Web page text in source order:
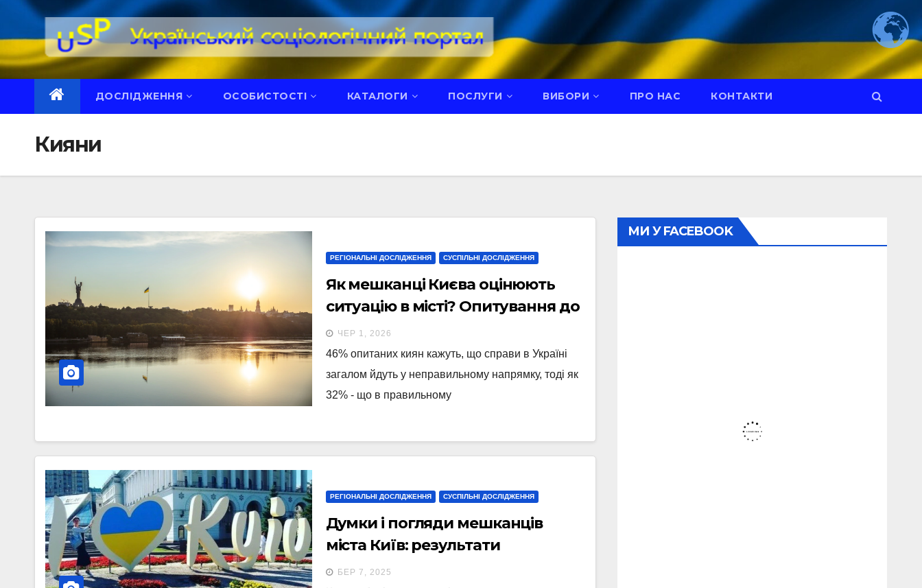
Перейти
вмісту
ДОСЛІДЖЕННЯ ОСОБИСТОСТІ КАТАЛОГИ ПОСЛУГИ ВИБОРИ ПРО НАС КОНТАКТИ
Кияни
РЕГІОНАЛЬНІ ДОСЛІДЖЕННЯ СУСПІЛЬНІ ДОСЛІДЖЕННЯ
Як мешканці Києва оцінюють
ситуацію в місті? Опитування до
Дня Києва 2026
ЧЕР 1, 2026
46% опитаних киян кажуть, що справи в Україні
загалом йдуть у неправильному напрямку, тоді як
32% - що в правильному
РЕГІОНАЛЬНІ ДОСЛІДЖЕННЯ СУСПІЛЬНІ ДОСЛІДЖЕННЯ
Думки і погляди мешканців
міста Київ: результати
телефонного опитування,
БЕР 7, 2025
МИ У FACEBOOK